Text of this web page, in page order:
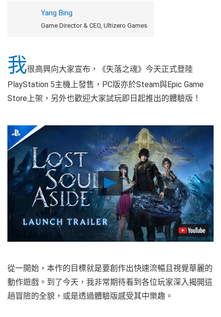
Yang Bing
Game Director & CEO, Ultizero Games
我很高興向大家宣布，《失落之魂》今天正式登陸
PlayStation 5主機上發售，PC版亦於Steam與Epic Game
Store上架，另外也歡迎大家試玩即日起推出的體驗版！
Play
Video
從一開始，本作的目標就是要創作出快速流暢且視覺華麗的
動作遊戲。到了今天，我非常期待看到各位玩家深入揭開這
趟冒險的全貌，或是透過體驗版感受其中樂趣。